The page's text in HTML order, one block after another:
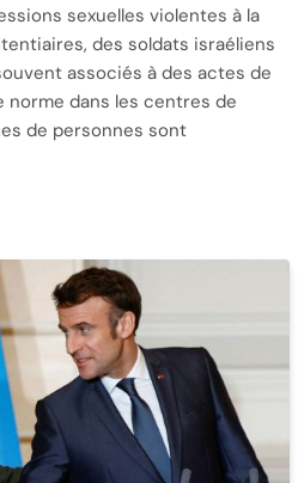
sexuelles violentes à la
des soldats israéliens
associés à des actes de
dans les centres de
de personnes sont